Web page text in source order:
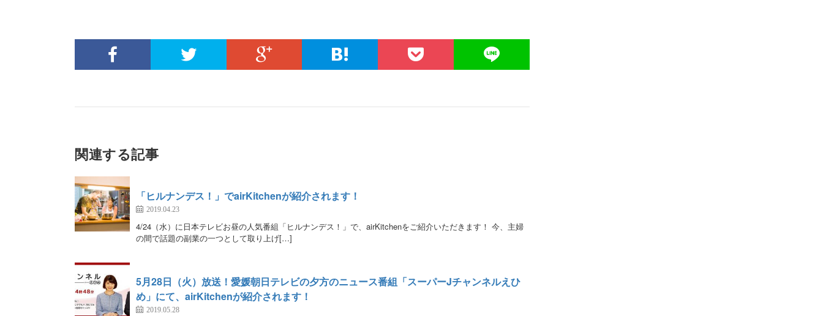
関連する記事
「ヒルナンデス！」でairKitchenが紹介されます！
2019.04.23
4/24（水）に日本テレビお昼の人気番組「ヒルナンデス！」で、airKitchenをご紹介いただきます！ 今、主婦
の間で話題の副業の一つとして取り上げ[…]
5月28日（火）放送！愛媛朝日テレビの夕方のニュース番組「スーパーJチャンネルえひ
め」にて、airKitchenが紹介されます！
2019.05.28